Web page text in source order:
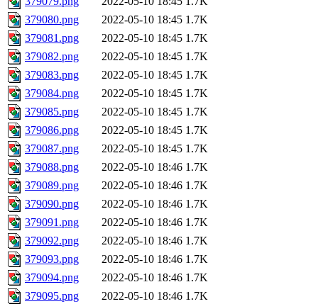
379080.png
2022-05-10 18:45 1.7K
379081.png
2022-05-10 18:45 1.7K
379082.png
2022-05-10 18:45 1.7K
379083.png
2022-05-10 18:45 1.7K
379084.png
2022-05-10 18:45 1.7K
379085.png
2022-05-10 18:45 1.7K
379086.png
2022-05-10 18:45 1.7K
379087.png
2022-05-10 18:45 1.7K
379088.png
2022-05-10 18:46 1.7K
379089.png
2022-05-10 18:46 1.7K
379090.png
2022-05-10 18:46 1.7K
379091.png
2022-05-10 18:46 1.7K
379092.png
2022-05-10 18:46 1.7K
379093.png
2022-05-10 18:46 1.7K
379094.png
2022-05-10 18:46 1.7K
379095.png
2022-05-10 18:46 1.7K